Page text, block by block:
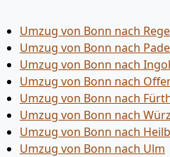
Umzug von Bonn nach
Umzug von Bonn nach
Umzug von Bonn nach
Umzug von Bonn nach
Umzug von Bonn nach
Umzug von Bonn nach
Umzug von Bonn nach
Umzug von Bonn nach Ulm